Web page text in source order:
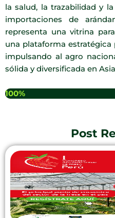
la salud, la trazabilidad y
importaciones de
representa una vitrina
una plataforma estratégica
impulsando al agro
sólida y diversificada en
100%
Post